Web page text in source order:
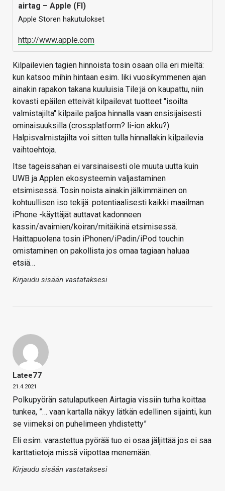
airtag – Apple (FI)
Apple Storen hakutulokset
http://www.apple.com
Kilpailevien tagien hinnoista tosin osaan olla eri mieltä:
kun katsoo mihin hintaan esim. liki vuosikymmenen ajan
ainakin rapakon takana kuuluisia Tile:jä on kaupattu, niin
kovasti epäilen etteivät kilpailevat tuotteet "isoilta
valmistajilta" kilpaile paljoa hinnalla vaan ensisijaisesti
ominaisuuksilla (crossplatform? li-ion akku?).
Halpisvalmistajilta voi sitten tulla hinnallakin kilpailevia
vaihtoehtoja.
Itse tageissahan ei varsinaisesti ole muuta uutta kuin
UWB ja Applen ekosysteemin valjastaminen
etsimisessä. Tosin noista ainakin jälkimmäinen on
kohtuullisen iso tekijä: potentiaalisesti kaikki maailman
iPhone -käyttäjät auttavat kadonneen
kassin/avaimien/koiran/mitäikinä etsimisessä.
Haittapuolena tosin iPhonen/iPadin/iPod touchin
omistaminen on pakollista jos omaa tagiaan haluaa
etsiä…
Kirjaudu sisään vastataksesi
Latee77
21.4.2021
Polkupyörän satulaputkeen Airtagia vissiin turha koittaa
tunkea, ”… vaan kartalla näkyy lätkän edellinen sijainti, kun
se viimeksi on puhelimeen yhdistetty”
Eli esim. varastettua pyörää tuo ei osaa jäljittää jos ei saa
karttatietoja missä viipottaa menemään.
Kirjaudu sisään vastataksesi